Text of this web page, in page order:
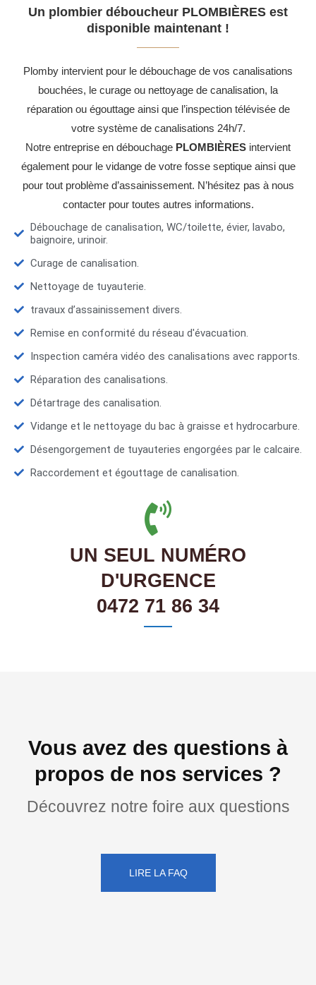
Un plombier déboucheur PLOMBIÈRES est
disponible maintenant !
Plomby intervient pour le débouchage de vos canalisations
bouchées, le curage ou nettoyage de canalisation, la
réparation ou égouttage ainsi que l’inspection télévisée de
votre système de canalisations 24h/7.
Notre entreprise en débouchage PLOMBIÈRES intervient
également pour le vidange de votre fosse septique ainsi que
pour tout problème d’assainissement. N’hésitez pas à nous
contacter pour toutes autres informations.
Débouchage de canalisation, WC/toilette, évier, lavabo,
baignoire, urinoir.
Curage de canalisation.
Nettoyage de tuyauterie.
travaux d’assainissement divers.
Remise en conformité du réseau d'évacuation.
Inspection caméra vidéo des canalisations avec rapports.
Réparation des canalisations.
Détartrage des canalisation.
Vidange et le nettoyage du bac à graisse et hydrocarbure.
Désengorgement de tuyauteries engorgées par le calcaire.
Raccordement et égouttage de canalisation.
UN SEUL NUMÉRO
D'URGENCE
0472 71 86 34
Vous avez des questions à
propos de nos services ?
Découvrez notre foire aux questions
LIRE LA FAQ